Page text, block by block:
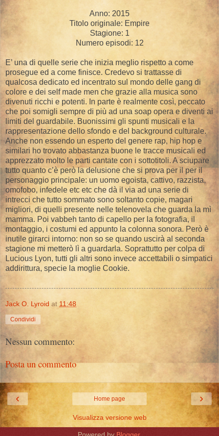
Anno: 2015
Titolo originale: Empire
Stagione: 1
Numero episodi: 12
E’ una di quelle serie che inizia meglio rispetto a come
prosegue ed a come finisce. Credevo si trattasse di
qualcosa dedicato ed incentrato sul mondo delle gang di
colore e dei self made men che grazie alla musica sono
divenuti ricchi e potenti. In parte è realmente così, peccato
che poi somigli sempre di più ad una soap opera e diventi ai
limiti del guardabile. Buonissimi gli spunti musicali e la
rappresentazione dello sfondo e del background culturale.
Anche non essendo un esperto del genere rap, hip hop e
similari ho trovato abbastanza buone le tracce musicali ed
apprezzato molto le parti cantate con i sottotitoli. A sciupare
tutto quanto c’è però la delusione che si prova per il per il
personaggio principale: un uomo egoista, cattivo, razzista,
omofobo, infedele etc etc che dà il via ad una serie di
intrecci che tutto sommato sono soltanto copie, magari
migliori, di quelli presente nelle telenovela che guarda la mì
mamma. Poi vabbeh tanto di capello per la fotografia, il
montaggio, i costumi ed appunto la colonna sonora. Però è
inutile girarci intorno: non so se quando uscirà al seconda
stagione mi metterò lì a guardarla. Soprattutto per colpa di
Lucious Lyon, tutti gli altri sono invece accettabili o simpatici
addirittura, specie la moglie Cookie.
Jack O. Lyroid at 11:48
Condividi
Nessun commento:
Posta un commento
‹ ›
Home page
Visualizza versione web
Powered by Blogger.